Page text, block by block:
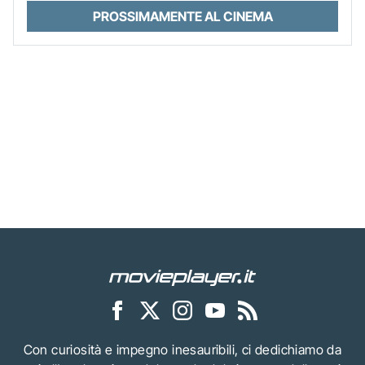
PROSSIMAMENTE AL CINEMA
Con curiosità e impegno inesauribili, ci dedichiamo da